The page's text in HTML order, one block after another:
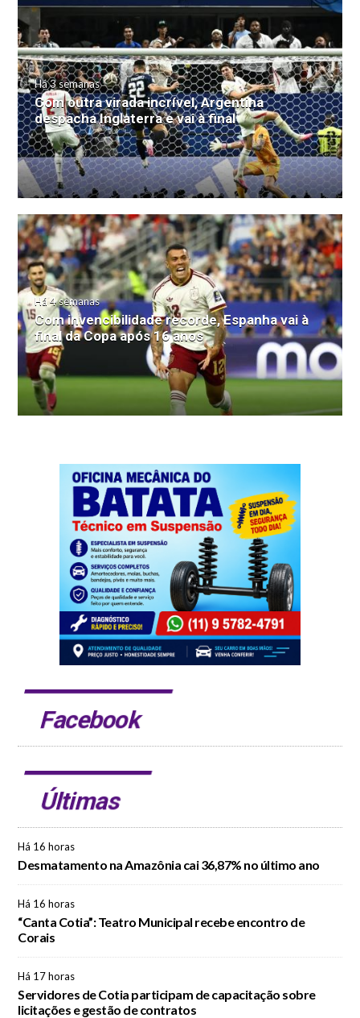
Há 3 semanas
Com outra virada incrível, Argentina
despacha Inglaterra e vai à final
Há 4 semanas
Com invencibilidade recorde, Espanha vai à
final da Copa após 16 anos
Facebook
Últimas
Há 16 horas
Desmatamento na Amazônia cai 36,87% no último ano
Há 16 horas
“Canta Cotia”: Teatro Municipal recebe encontro de
Corais
Há 17 horas
Servidores de Cotia participam de capacitação sobre
licitações e gestão de contratos